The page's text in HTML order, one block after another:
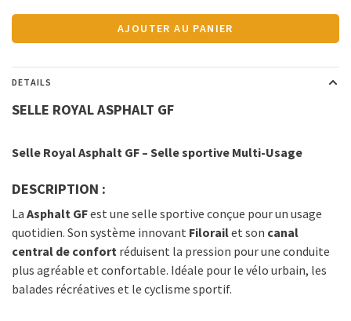
AJOUTER AU PANIER
DETAILS
SELLE ROYAL ASPHALT GF
Selle Royal Asphalt GF – Selle sportive Multi-Usage
DESCRIPTION :
La Asphalt GFest une selle sportive conçue pour un usage
quotidien. Son système innovant Filorailet son canal
central de confort réduisent la pression pour une conduite
plus agréable et confortable. Idéale pour le vélo urbain, les
balades récréatives et le cyclisme sportif.